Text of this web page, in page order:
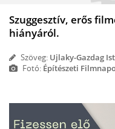
Szuggesztív, erős
hiányáról.
Szöveg: Ujlaky-Gazdag
Fotó: Építészeti